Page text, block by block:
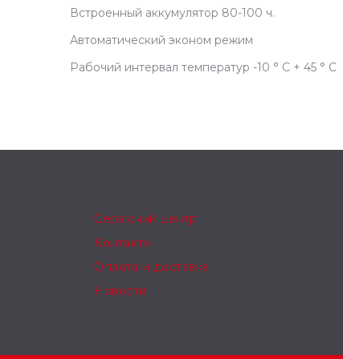
Встроенный аккумулятор 80-100 ч.
Автоматический эконом режим
Рабочий интервал температур -10 ° C + 45 ° C
Сервісний центр
Контакти
Оплата и доставка
Новости